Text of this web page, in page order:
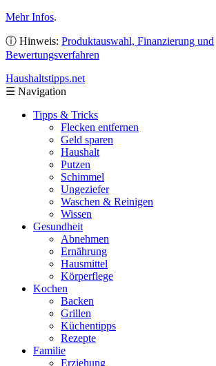
Mehr Infos.
ⓘ Hinweis: Produktauswahl, Finanzierung und
Bewertungsverfahren
Haushaltstipps.net
☰ Navigation
Tipps & Tricks
Flecken entfernen
Geld sparen
Haushalt
Putzen
Schimmel
Ungeziefer
Waschen & Reinigen
Wissen
Gesundheit
Abnehmen
Ernährung
Hausmittel
Körperflege
Kochen
Backen
Grillen
Küchentipps
Rezepte
Familie
Erziehung